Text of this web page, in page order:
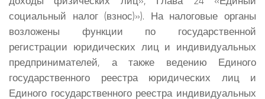
социальный налог (взнос)»). На налоговые органы
возложены функции по государственной
регистрации юридических лиц и индивидуальных
предпринимателей, а также ведению Единого
государственного реестра юридических лиц и
Единого государственного реестра индивидуальных